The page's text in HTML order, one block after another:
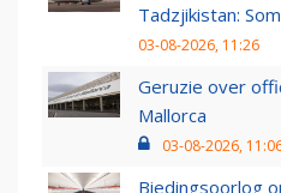
Tadzjikistan:
03-08-2026, 11:26
Geruzie over
Mallorca
03-08-2026,
Biedingsoorlog